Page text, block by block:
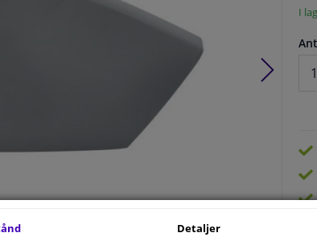
Produktnummer:
I
Detaljer